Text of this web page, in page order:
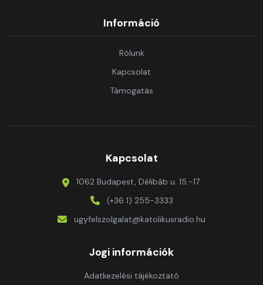
Információ
Rólunk
Kapcsolat
Támogatás
Kapcsolat
1062 Budapest, Délibáb u. 15.-17.
(+36 1) 255-3333
ugyfelszolgalat@katolikusradio.hu
Jogi információk
Adatkezelési tájékoztató